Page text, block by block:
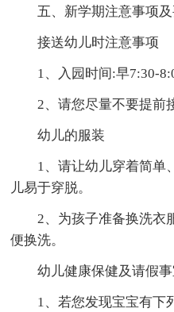
五、新学期注意事项
接送幼儿时注意事项
1、入园时间:早7:30-
2、请您尽量不要提前
幼儿的服装
1、请让幼儿穿着简单
儿易于穿脱。
2、为孩子准备换洗衣
便换洗。
幼儿健康保健及请假
1、若您发现宝宝有下